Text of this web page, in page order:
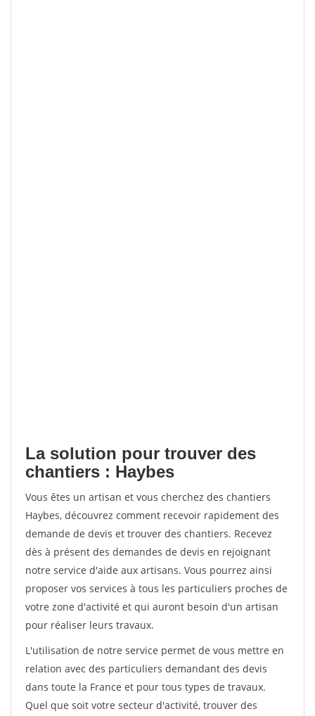
La solution pour trouver des
chantiers : Haybes
Vous êtes un artisan et vous cherchez des chantiers
Haybes, découvrez comment recevoir rapidement des
demande de devis et trouver des chantiers. Recevez
dès à présent des demandes de devis en rejoignant
notre service d'aide aux artisans. Vous pourrez ainsi
proposer vos services à tous les particuliers proches de
votre zone d'activité et qui auront besoin d'un artisan
pour réaliser leurs travaux.
L'utilisation de notre service permet de vous mettre en
relation avec des particuliers demandant des devis
dans toute la France et pour tous types de travaux.
Quel que soit votre secteur d'activité, trouver des